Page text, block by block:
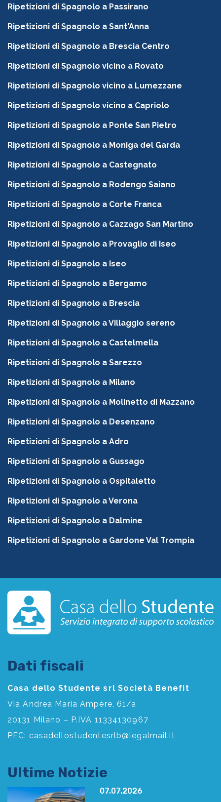
Ripetizioni di Spagnolo a Passirano
Ripetizioni di Spagnolo a Sant'Anna
Ripetizioni di Spagnolo a Brescia Centro
Ripetizioni di Spagnolo vicino a Rovato
Ripetizioni di Spagnolo vicino a Lumezzane
Ripetizioni di Spagnolo vicino a Capriolo
Ripetizioni di Spagnolo a Ponte San Pietro
Ripetizioni di Spagnolo a Moniga del Garda
Ripetizioni di Spagnolo a Castegnato
Ripetizioni di Spagnolo a Rodengo Saiano
Ripetizioni di Spagnolo a Corte Franca
Ripetizioni di Spagnolo a Cazzago San Martino
Ripetizioni di Spagnolo a Provaglio di Iseo
Ripetizioni di Spagnolo a Iseo
Ripetizioni di Spagnolo a Bergamo
Ripetizioni di Spagnolo a Brescia
Ripetizioni di Spagnolo a Villaggio sereno
Ripetizioni di Spagnolo a Castelmella
Ripetizioni di Spagnolo a Sarezzo
Ripetizioni di Spagnolo a Milano
Ripetizioni di Spagnolo a Molinetto di Mazzano
Ripetizioni di Spagnolo a Desenzano
Ripetizioni di Spagnolo a Adro
Ripetizioni di Spagnolo a Gussago
Ripetizioni di Spagnolo a Ospitaletto
Ripetizioni di Spagnolo a Verona
Ripetizioni di Spagnolo a Dalmine
Ripetizioni di Spagnolo a Gardone Val Trompia
Dati fiscali
Casa dello Studente srl Società Benefit
Via Andrea Maria Ampère, 61/a
20131 Milano – P.IVA 11334130967
PEC: casadellostudentesrlb@legalmail.it
Ultime Notizie
07.07.2026